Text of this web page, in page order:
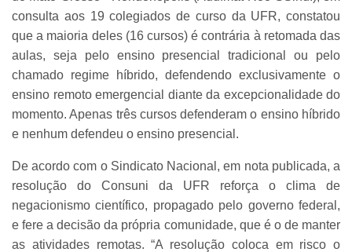
consulta aos 19 colegiados de curso da UFR, constatou
que a maioria deles (16 cursos) é contrária à retomada das
aulas, seja pelo ensino presencial tradicional ou pelo
chamado regime híbrido, defendendo exclusivamente o
ensino remoto emergencial diante da excepcionalidade do
momento. Apenas três cursos defenderam o ensino híbrido
e nenhum defendeu o ensino presencial.
De acordo com o Sindicato Nacional, em nota publicada, a
resolução do Consuni da UFR reforça o clima de
negacionismo científico, propagado pelo governo federal,
e fere a decisão da própria comunidade, que é o de manter
as atividades remotas. “A resolução coloca em risco o